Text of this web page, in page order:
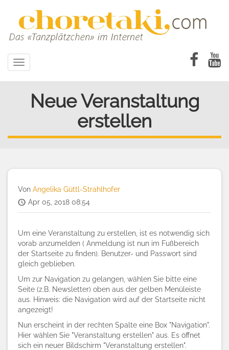
Toggle
navigation
Neue Veranstaltung
erstellen
Von Angelika Güttl-Strahlhofer
Apr 05, 2018 08:54
Um eine Veranstaltung zu erstellen, ist es notwendig sich
vorab anzumelden ( Anmeldung ist nun im Fußbereich
der Startseite zu finden). Benutzer- und Passwort sind
gleich geblieben.
Um zur Navigation zu gelangen, wählen Sie bitte eine
Seite (z.B. Newsletter) oben aus der gelben Menüleiste
aus. Hinweis: die Navigation wird auf der Startseite nicht
angezeigt!
Nun erscheint in der rechten Spalte eine Box "Navigation".
Hier wählen Sie "Veranstaltung erstellen" aus. Es öffnet
sich ein neuer Bildschirm "Veranstaltung erstellen".